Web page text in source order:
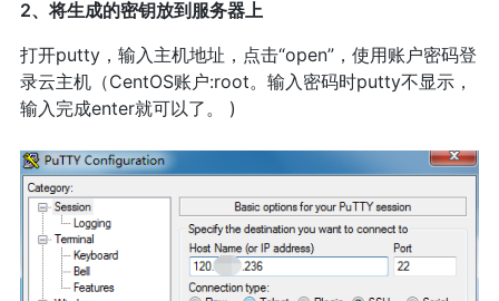
2、将生成的密钥放到服务器上
打开putty，输入主机地址，点击“open”，使用账户密码登
录云主机（CentOS账户:root。输入密码时putty不显示，
输入完成enter就可以了。 )